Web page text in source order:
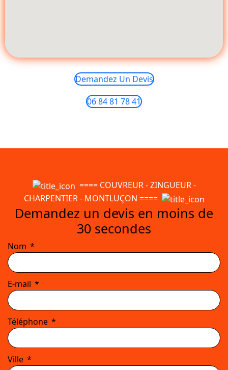
Demandez Un Devis
06 84 81 78 41
==== COUVREUR - ZINGUEUR -
CHARPENTIER - MONTLUÇON ====
Demandez un devis en moins de
30 secondes
Nom
E-mail
Téléphone
Ville